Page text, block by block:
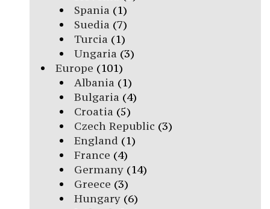
Spania (1)
Suedia (7)
Turcia (1)
Ungaria (3)
Europe (101)
Albania (1)
Bulgaria (4)
Croatia (5)
Czech Republic (3)
England (1)
France (4)
Germany(14)
Greece (3)
Hungary(6)